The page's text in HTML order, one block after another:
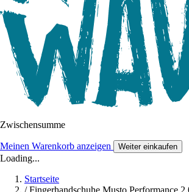
Zwischensumme
Meinen Warenkorb anzeigen Weiter einkaufen
Loading...
Startseite